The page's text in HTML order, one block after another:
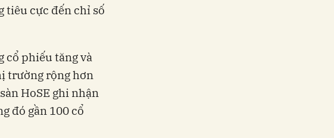
tiêu cực đến chỉ số
cổ phiếu tăng và
trường rộng hơn
HoSE ghi nhận
đó gần 100 cổ